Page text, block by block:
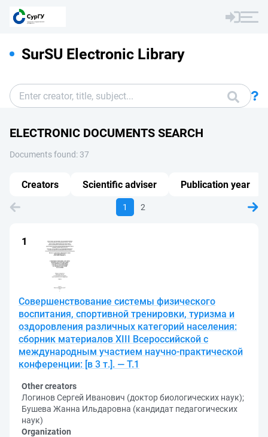
SurSU Electronic Library
ELECTRONIC DOCUMENTS SEARCH
Documents found: 37
1 2
Совершенствование системы физического
воспитания, спортивной тренировки, туризма и
оздоровления различных категорий населения:
сборник материалов XIII Всероссийской с
международным участием научно-практической
конференции: [в 3 т.]. — Т.1
Other creators
Логинов Сергей Иванович (доктор биологических наук);
Бушева Жанна Ильдаровна (кандидат педагогических
наук)
Organization
Creators Scientific adviser Publication year